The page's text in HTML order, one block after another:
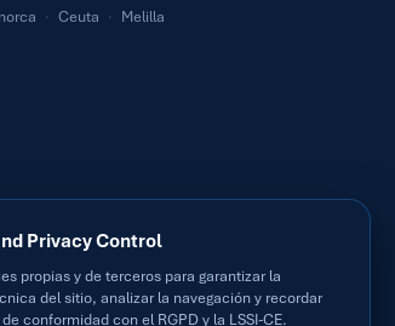
· Ceuta · Melilla
Privacy Control
propias y de terceros para garantizar la
del sitio, analizar la navegación y recordar
conformidad con el RGPD y la LSSI-CE.